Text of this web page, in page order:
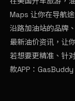
Maps 让你在导航
沿路加油站的品牌
最新油价资讯，让
若想要更精准、针
款APP：GasBuddy